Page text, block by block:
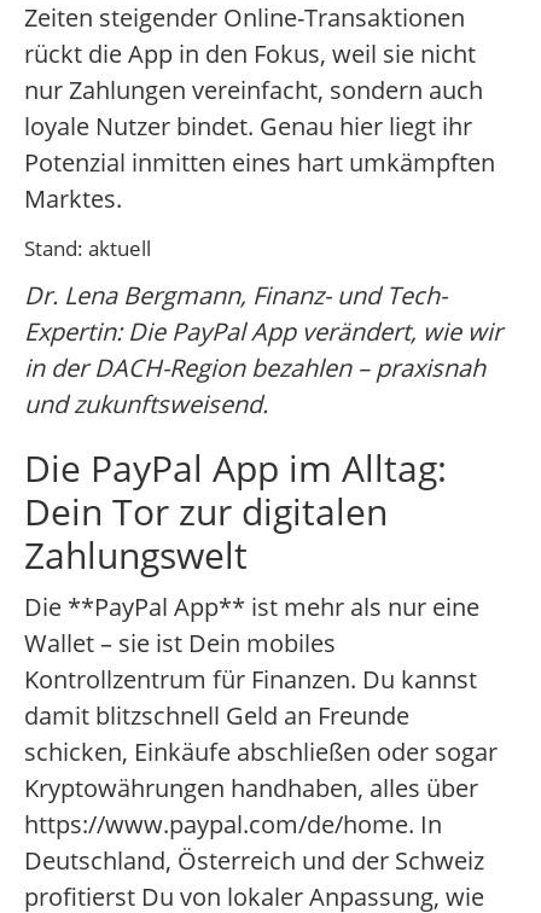
Zeiten steigender Online-Transaktionen
rückt die App in den Fokus, weil sie nicht
nur Zahlungen vereinfacht, sondern auch
loyale Nutzer bindet. Genau hier liegt ihr
Potenzial inmitten eines hart umkämpften
Marktes.
Stand: aktuell
Dr. Lena Bergmann, Finanz- und Tech-
Expertin: Die PayPal App verändert, wie wir
in der DACH-Region bezahlen – praxisnah
und zukunftsweisend.
Die PayPal App im Alltag:
Dein Tor zur digitalen
Zahlungswelt
Die **PayPal App** ist mehr als nur eine
Wallet – sie ist Dein mobiles
Kontrollzentrum für Finanzen. Du kannst
damit blitzschnell Geld an Freunde
schicken, Einkäufe abschließen oder sogar
Kryptowährungen handhaben, alles über
https://www.paypal.com/de/home. In
Deutschland, Österreich und der Schweiz
profitierst Du von lokaler Anpassung, wie